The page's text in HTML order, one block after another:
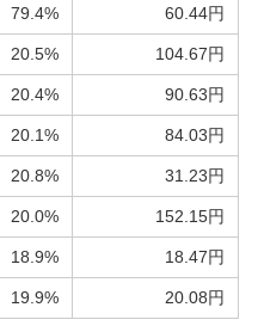
79.4% 60.44円
20.5% 104.67円
20.4% 90.63円
20.1% 84.03円
20.8% 31.23円
20.0% 152.15円
18.9% 18.47円
19.9% 20.08円